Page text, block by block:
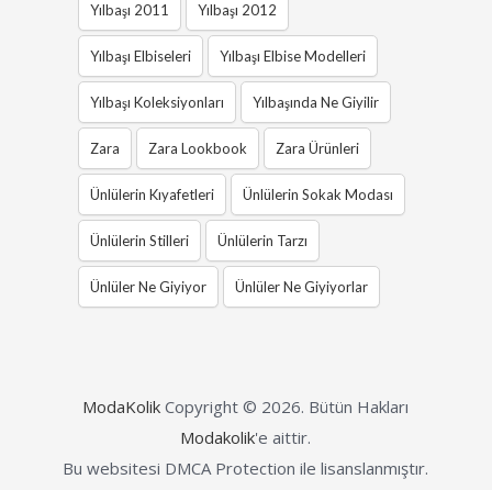
Yılbaşı 2011 Yılbaşı 2012
Yılbaşı Elbiseleri Yılbaşı Elbise Modelleri
Yılbaşı Koleksiyonları Yılbaşında Ne Giyilir
Zara Zara Lookbook Zara Ürünleri
Ünlülerin Kıyafetleri Ünlülerin Sokak Modası
Ünlülerin Stilleri Ünlülerin Tarzı
Ünlüler Ne Giyiyor Ünlüler Ne Giyiyorlar
ModaKolik Copyright © 2026. Bütün Hakları
Modakolik'e aittir.
Bu websitesi DMCA Protection ile lisanslanmıştır.